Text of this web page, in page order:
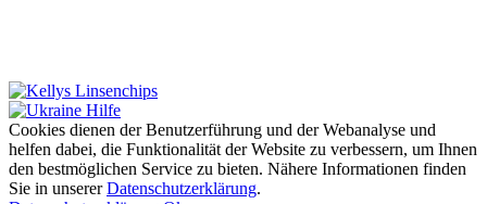
Cookies dienen der Benutzerführung und der Webanalyse und
helfen dabei, die Funktionalität der Website zu verbessern, um Ihnen
den bestmöglichen Service zu bieten. Nähere Informationen finden
Sie in unsererDatenschutzerklärung.